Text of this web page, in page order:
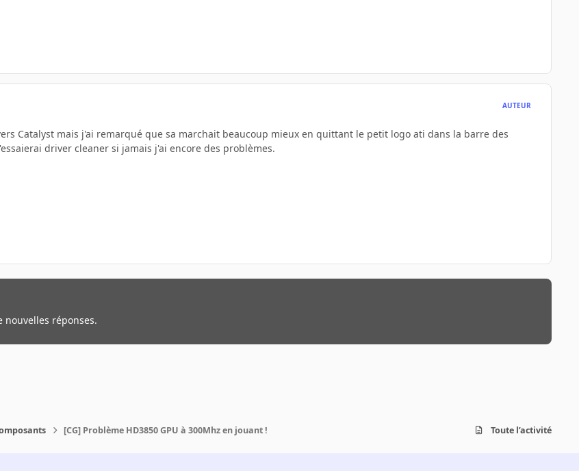
AUTEUR
Catalyst mais j'ai remarqué que sa marchait beaucoup mieux en quittant le petit logo ati dans la barre des
driver cleaner si jamais j'ai encore des problèmes.
nouvelles réponses.
[CG] Problème HD3850 GPU à 300Mhz en jouant ! Toute l’activité